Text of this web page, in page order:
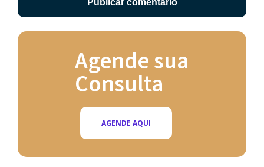
Agende sua
Consulta
AGENDE AQUI